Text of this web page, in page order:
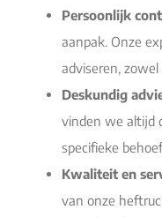
Persoonlijk
aanpak. Onze
adviseren,
Deskundig
vinden we altijd
specifieke
Kwaliteit en
van onze